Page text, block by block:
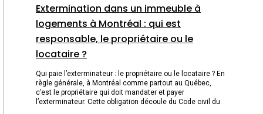
Extermination dans un immeuble à
logements à Montréal : qui est
responsable, le propriétaire ou le
locataire ?
Qui paie l’exterminateur : le propriétaire ou le locataire ? En
règle générale, à Montréal comme partout au Québec,
c’est le propriétaire qui doit mandater et payer
l’exterminateur. Cette obligation découle du Code civil du